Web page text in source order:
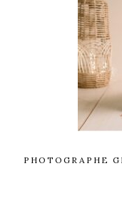
PHOTOGRAPHE